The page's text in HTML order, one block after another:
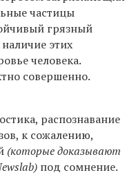
частицы
грязный
этих
человека.
совершенно.
распознавание
к сожалению,
(которые доказывают
под сомнение.